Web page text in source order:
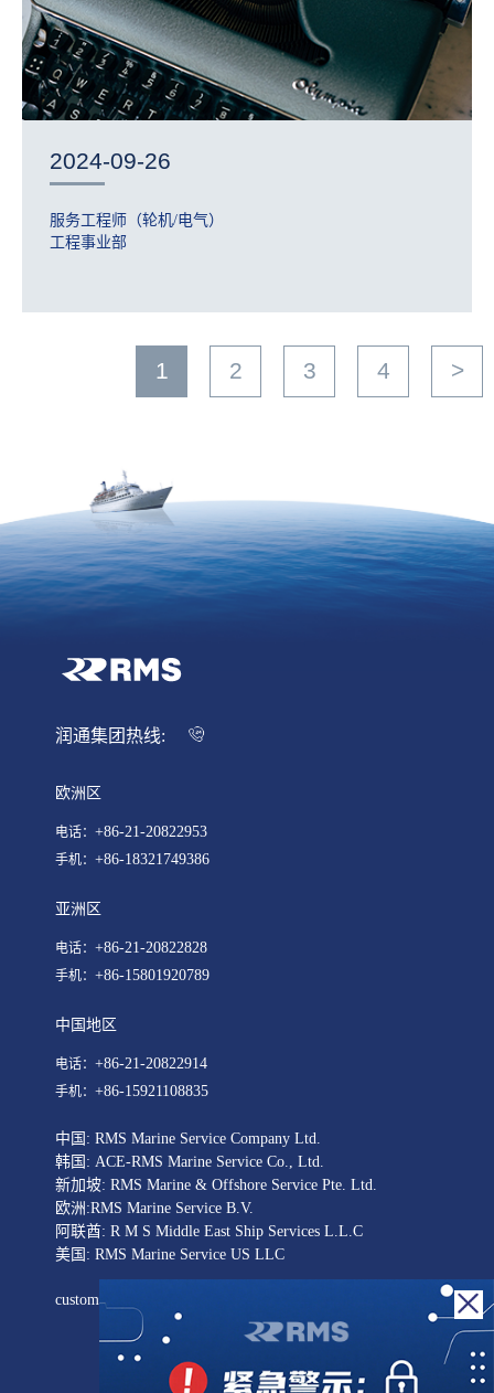
2024-09-26
服务工程师（轮机/电气）
工程事业部
1 2 3 4 >
润通集团热线:
欧洲区
电话： +86-21-20822953
手机： +86-18321749386
亚洲区
电话： +86-21-20822828
手机： +86-15801920789
中国地区
电话： +86-21-20822914
手机： +86-15921108835
中国: RMS Marine Service Company Ltd.
韩国: ACE-RMS Marine Service Co., Ltd.
新加坡: RMS Marine & Offshore Service Pte. Ltd.
欧洲:RMS Marine Service B.V.
阿联酋: R M S Middle East Ship Services L.L.C
美国: RMS Marine Service US LLC
customer@rmsmarineservice.com